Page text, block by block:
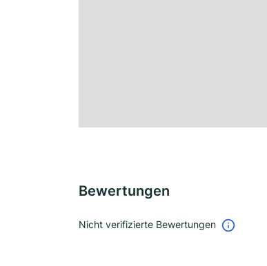
Bewertungen
Nicht verifizierte Bewertungen